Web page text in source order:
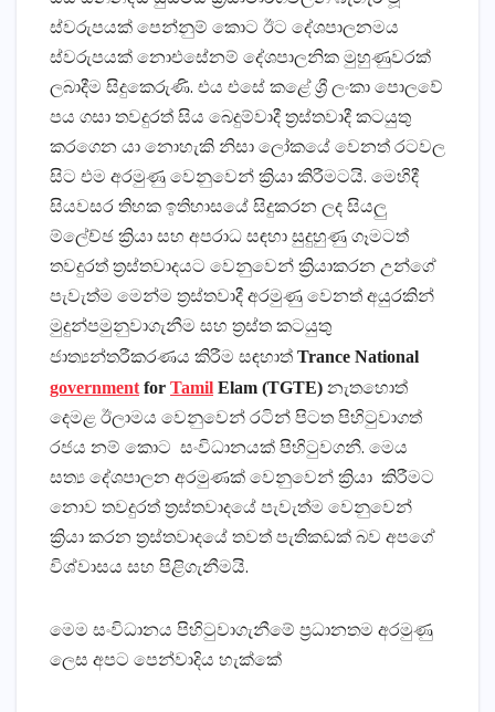
ස්වරුපයක් පෙන්නුම් කොට ඊට දේශපාලනමය
ස්වරුපයක් නොඑසේනම් දේශපාලනික මුහුණුවරක්
ලබාදීම සිදුකෙරුණි. එය එසේ කළේ ශ්‍රී ලංකා පොලවේ
පය ගසා තවදුරත් සිය බෙදුම්වාදී ත්‍රස්තවාදී කටයුතු
කරගෙන යා නොහැකි නිසා ලෝකයේ වෙනත් රටවල
සිට එම අරමුණු වෙනුවෙන් ක්‍රියා කිරීමටයි. මෙහිදී
සියවසර තිහක ඉතිහාසයේ සිදුකරන ලද සියලු
ම්ලේච්ඡ ක්‍රියා සහ අපරාධ සඳහා සුදුහුණු ගෑමටත්
තවදුරත් ත්‍රස්තවාදයට වෙනුවෙන් ක්‍රියාකරන උන්ගේ
පැවැත්ම මෙන්ම ත්‍රස්තවාදී අරමුණු වෙනත් අයුරකින්
මුදුන්පමුනුවාගැනීම සහ ත්‍රස්ත කටයුතු
ජාත්‍යන්තරීකරණය කිරීම සඳහාත් Trance National
government for Tamil Elam (TGTE) නැතහොත්
දෙමළ ඊලාමය වෙනුවෙන් රටින් පිටත පිහිටුවාගත්
රජය නම් කොට සංවිධානයක් පිහිටුවගනී. මෙය
සත්‍ය දේශපාලන අරමුණක් වෙනුවෙන් ක්‍රියා කිරීමට
නොව තවදුරත් ත්‍රස්තවාදයේ පැවැත්ම වෙනුවෙන්
ක්‍රියා කරන ත්‍රස්තවාදයේ තවත් පැතිකඩක් බව අපගේ
විශ්වාසය සහ පිළිගැනීමයි.
මෙම සංවිධානය පිහිටුවාගැනීමේ ප්‍රධානතම අරමුණු
ලෙස අපට පෙන්වාදිය හැක්කේ